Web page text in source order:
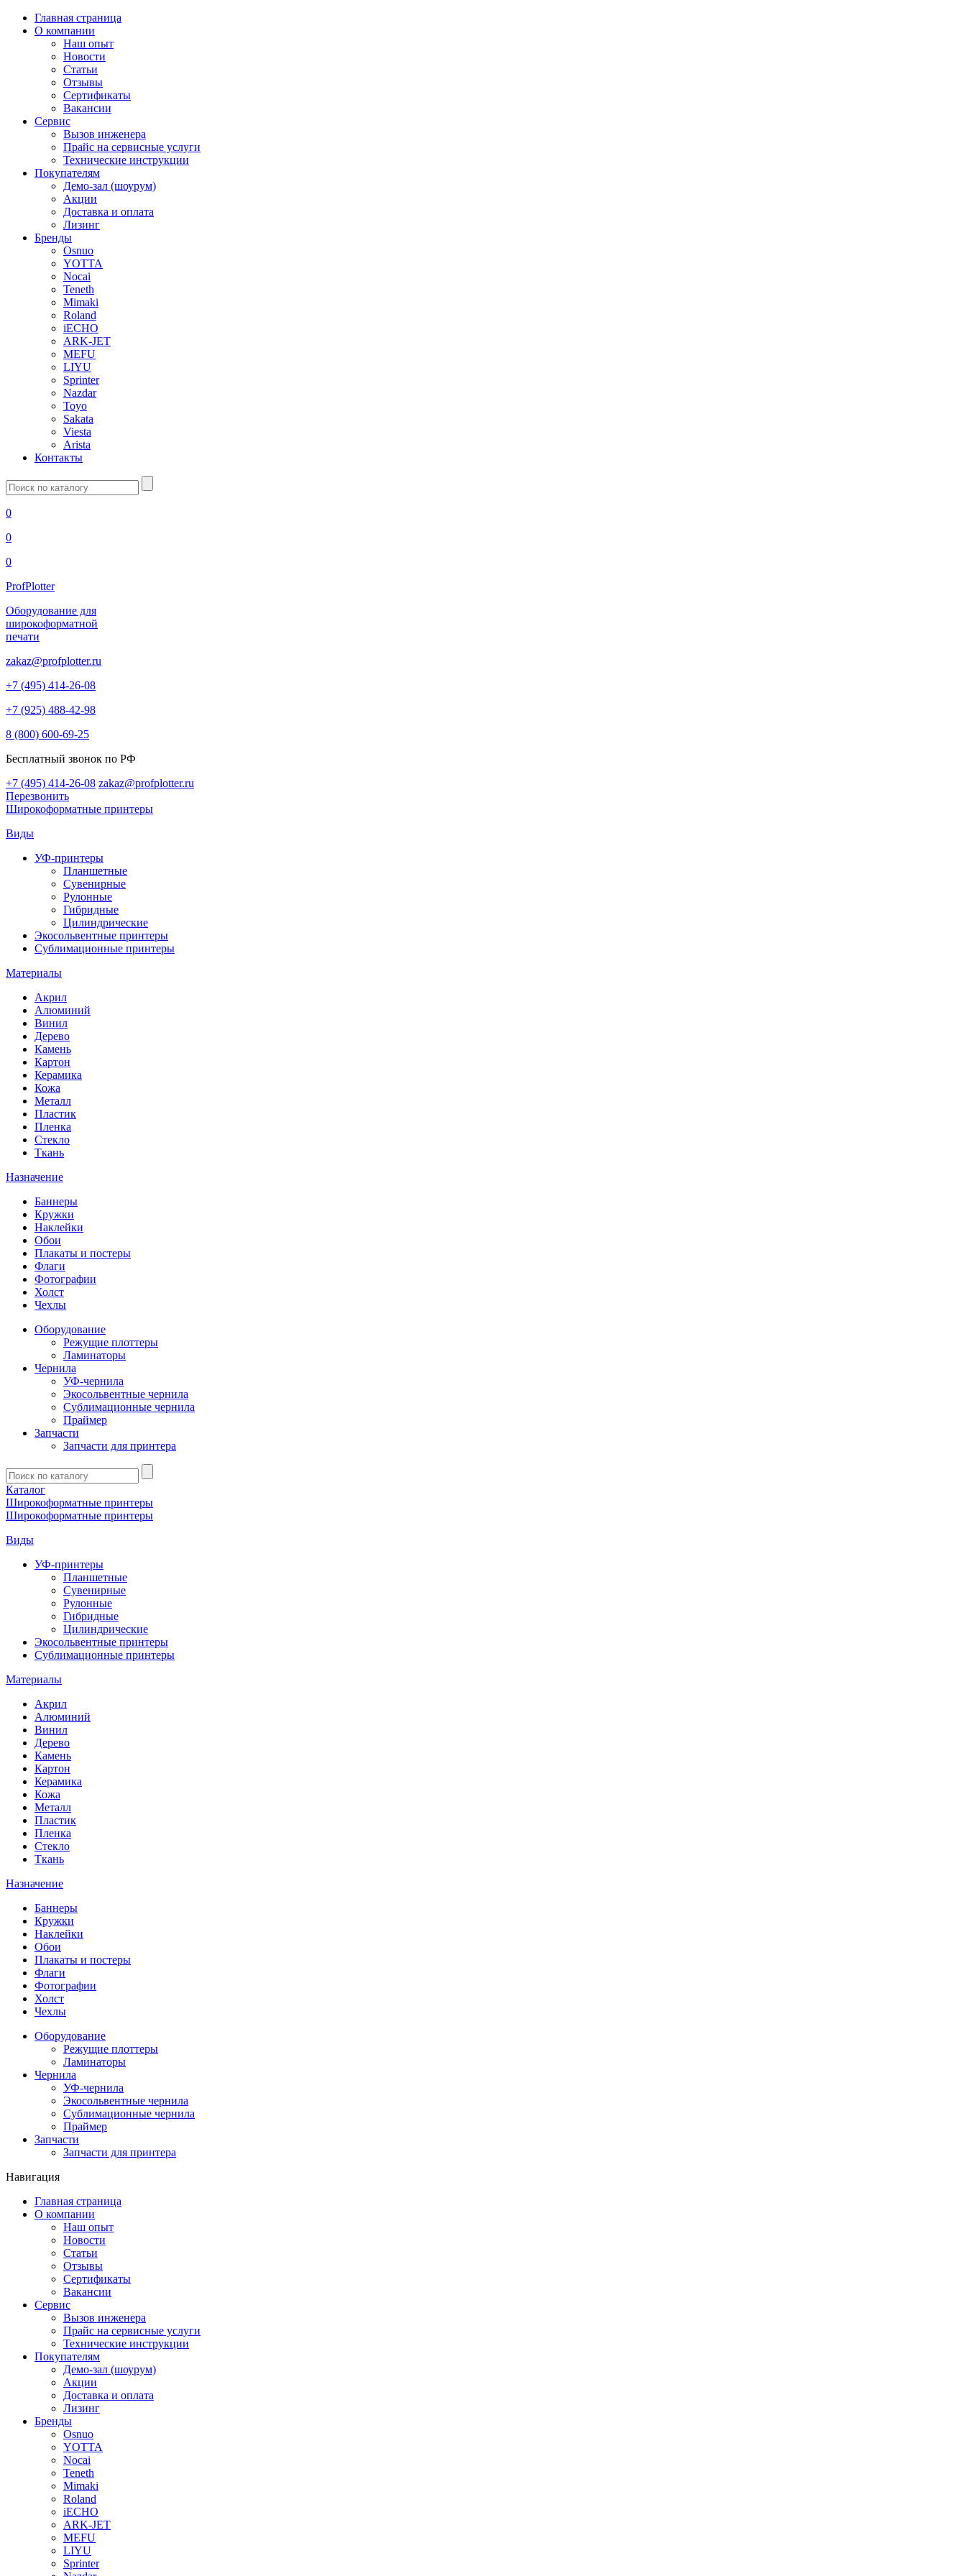
Главная страница
О компании
Наш опыт
Новости
Статьи
Отзывы
Сертификаты
Вакансии
Сервис
Вызов инженера
Прайс на сервисные услуги
Технические инструкции
Покупателям
Демо-зал (шоурум)
Акции
Доставка и оплата
Лизинг
Бренды
Osnuo
YOTTA
Nocai
Teneth
Mimaki
Roland
iECHO
ARK-JET
MEFU
LIYU
Sprinter
Nazdar
Toyo
Sakata
Viesta
Arista
Контакты
Введите
запрос
0
0
0
ProfPlotter
Оборудование для
широкоформатной
печати
zakaz@profplotter.ru
+7 (495) 414-26-08
+7 (925) 488-42-98
8 (800) 600-69-25
Бесплатный звонок по РФ
+7 (495) 414-26-08 zakaz@profplotter.ru
Перезвонить
Широкоформатные принтеры
Виды
УФ-принтеры
Планшетные
Сувенирные
Рулонные
Гибридные
Цилиндрические
Экосольвентные принтеры
Сублимационные принтеры
Материалы
Акрил
Алюминий
Винил
Дерево
Камень
Картон
Керамика
Кожа
Металл
Пластик
Пленка
Стекло
Ткань
Назначение
Баннеры
Кружки
Наклейки
Обои
Плакаты и постеры
Флаги
Фотографии
Холст
Чехлы
Оборудование
Режущие плоттеры
Ламинаторы
Чернила
УФ-чернила
Экосольвентные чернила
Сублимационные чернила
Праймер
Запчасти
Запчасти для принтера
Введите
запрос
Каталог
Широкоформатные принтеры
Широкоформатные принтеры
Виды
УФ-принтеры
Планшетные
Сувенирные
Рулонные
Гибридные
Цилиндрические
Экосольвентные принтеры
Сублимационные принтеры
Материалы
Акрил
Алюминий
Винил
Дерево
Камень
Картон
Керамика
Кожа
Металл
Пластик
Пленка
Стекло
Ткань
Назначение
Баннеры
Кружки
Наклейки
Обои
Плакаты и постеры
Флаги
Фотографии
Холст
Чехлы
Оборудование
Режущие плоттеры
Ламинаторы
Чернила
УФ-чернила
Экосольвентные чернила
Сублимационные чернила
Праймер
Запчасти
Запчасти для принтера
Навигация
Главная страница
О компании
Наш опыт
Новости
Статьи
Отзывы
Сертификаты
Вакансии
Сервис
Вызов инженера
Прайс на сервисные услуги
Технические инструкции
Покупателям
Демо-зал (шоурум)
Акции
Доставка и оплата
Лизинг
Бренды
Osnuo
YOTTA
Nocai
Teneth
Mimaki
Roland
iECHO
ARK-JET
MEFU
LIYU
Sprinter